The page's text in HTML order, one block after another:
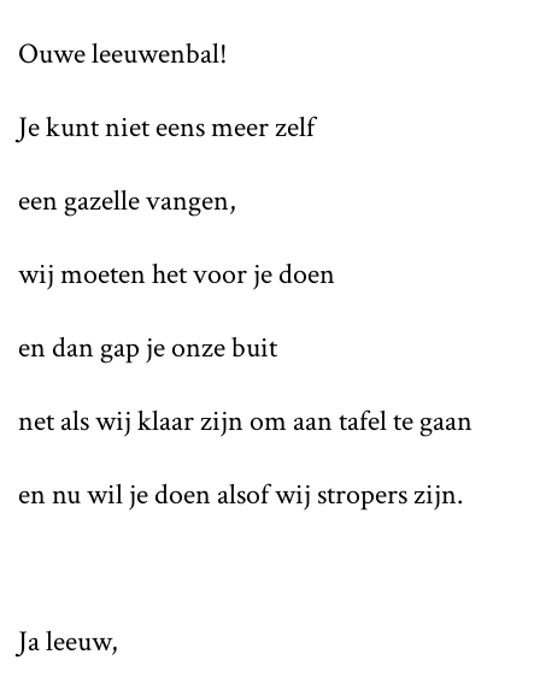
Ouwe leeuwenbal!
Je kunt niet eens meer zelf
een gazelle vangen,
wij moeten het voor je doen
en dan gap je onze buit
net als wij klaar zijn om aan tafel te gaan
en nu wil je doen alsof wij stropers zijn.
Ja leeuw,